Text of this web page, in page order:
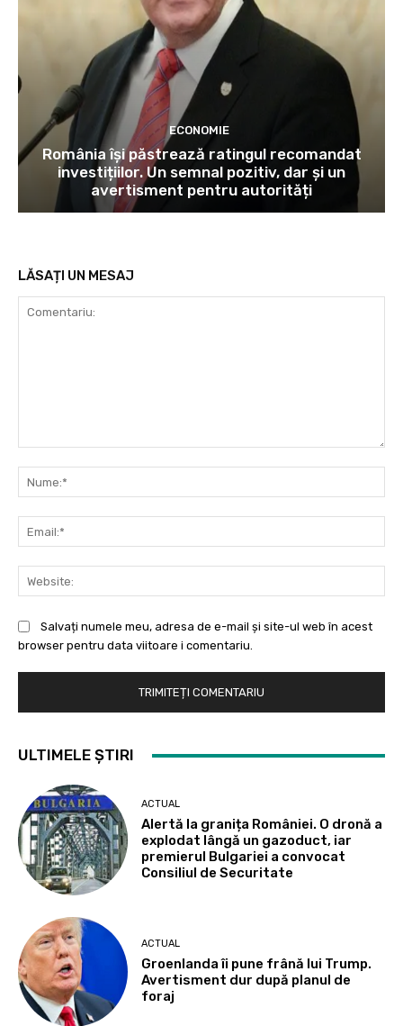
ECONOMIE
România își păstrează ratingul recomandat
investițiilor. Un semnal pozitiv, dar și un
avertisment pentru autorități
LĂSAȚI UN MESAJ
Salvați numele meu, adresa de e-mail și site-ul web în acest
browser pentru data viitoare i comentariu.
ULTIMELE ȘTIRI
ACTUAL
Alertă la granița României. O dronă a
explodat lângă un gazoduct, iar
premierul Bulgariei a convocat
Consiliul de Securitate
ACTUAL
Groenlanda îi pune frână lui Trump.
Avertisment dur după planul de
foraj